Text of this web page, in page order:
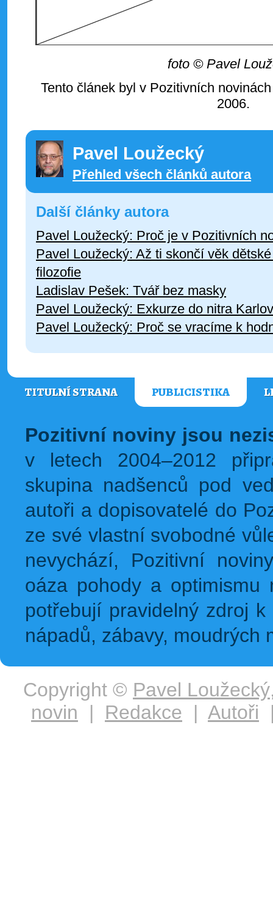
foto © Pavel
Tento článek byl v Pozitivních
2006.
Pavel Loužecký
Přehled všech článků autora
Další články autora
Pavel Loužecký: Proč je v Pozitivních
Pavel Loužecký: Až ti skončí věk
filozofie
Ladislav Pešek: Tvář bez masky
Pavel Loužecký: Exkurze do nitra
Pavel Loužecký: Proč se vracíme k
TITULNÍ STRANA PUBLICISTIKA
Pozitivní noviny jsou
v letech 2004–2012
skupina nadšenců pod
autoři a dopisovatelé do
ze své vlastní svobodné
nevychází, Pozitivní
oáza pohody a
potřebují pravidelný zdroj
nápadů, zábavy, moudrých
Copyright © Pavel Loužecký
novin | Redakce | Autoři